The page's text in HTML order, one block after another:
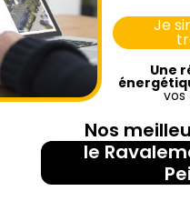
Je
Une
vos
Nos
le